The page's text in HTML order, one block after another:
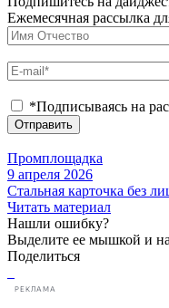
Ежемесячная рассылка
*Подписываясь на
Отправить
Промплощадка
9 апреля 2026
Стальная карточка без
Читать материал
Нашли ошибку?
Выделите ее мышкой и
Поделиться
РЕКЛАМА